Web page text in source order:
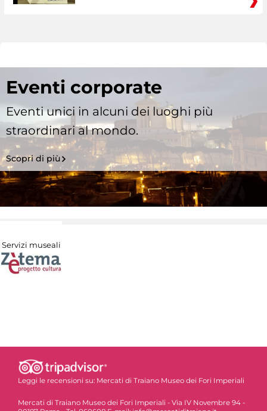
Eventi corporate
Eventi unici in alcuni dei luoghi più
straordinari al mondo.
Scopri di più
Servizi museali
Leggi le recensioni su: Mercati di Traiano Museo dei Fori Imperiali
Mercati di Traiano Museo dei Fori Imperiali - Via IV Novembre 94 -